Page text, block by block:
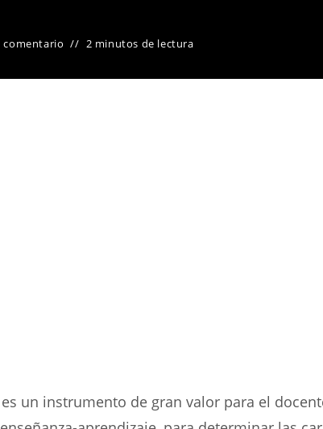
comentario 2 minutos de lectura
un instrumento de gran valor para el